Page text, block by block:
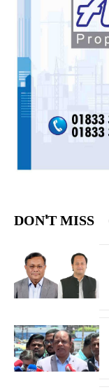
DON'T MISS